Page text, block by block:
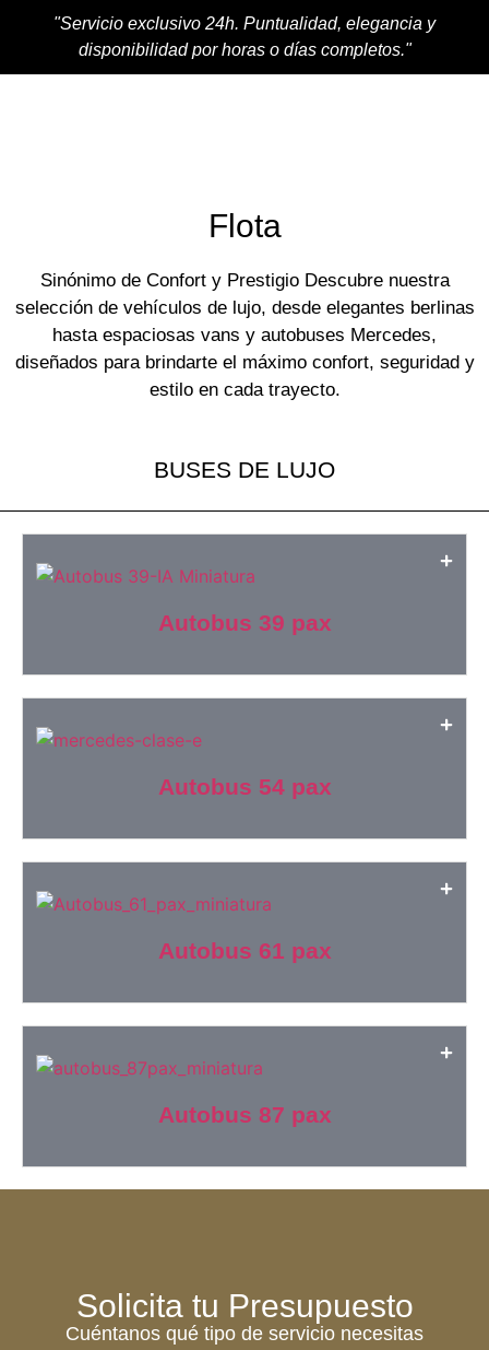
"Servicio exclusivo 24h. Puntualidad, elegancia y
disponibilidad por horas o días completos."
Flota
Sinónimo de Confort y Prestigio Descubre nuestra
selección de vehículos de lujo, desde elegantes berlinas
hasta espaciosas vans y autobuses Mercedes,
diseñados para brindarte el máximo confort, seguridad y
estilo en cada trayecto.
BUSES DE LUJO
Autobus 39 pax
Autobus 54 pax
Autobus 61 pax
Autobus 87 pax
Solicita tu Presupuesto
Cuéntanos qué tipo de servicio necesitas